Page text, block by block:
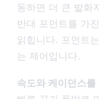
동하면 더 큰 발화
반대 포먼트를 가
읽힙니다. 포먼트
는 제어입니다.
속도와 케이던스를